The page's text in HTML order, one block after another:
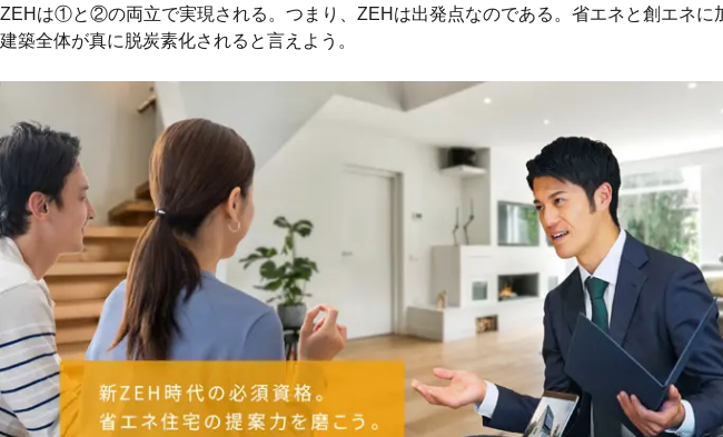
ZEHは①と②の両立で実現される。つまり、ZEHは出発点なのである。省エネと創エネに
建築全体が真に脱炭素化されると言えよう。